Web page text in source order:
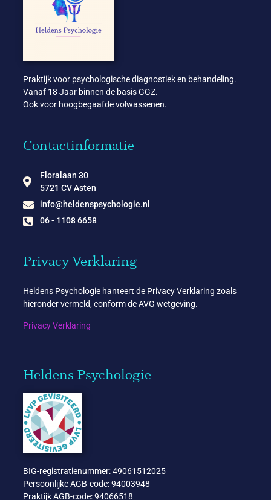
Praktijk voor psychologische diagnostiek en behandeling.
Vanaf 18 Jaar binnen de basis GGZ.
Ook voor hoogbegaafde volwassenen.
Contactinformatie
Floralaan 30
5721 CV Asten
info@heldenspsychologie.nl
06 - 1108 6658
Privacy Verklaring
Heldens Psychologie hanteert de Privacy Verklaring zoals
hieronder vermeld, conform de AVG wetgeving.
Privacy Verklaring
Heldens Psychologie
BIG-registratienummer: 49061512025
Persoonlijke AGB-code: 94003948
Praktijk AGB-code: 94066518